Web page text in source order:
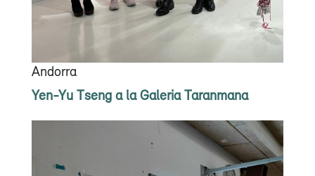
Andorra
Yen-Yu Tseng a la Galeria Taranmana